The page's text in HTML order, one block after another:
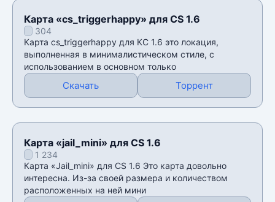
Карта «cs_triggerhappy» для CS 1.6
304
Карта cs_triggerhappy для КС 1.6 это локация,
выполненная в минималистическом стиле, с
использованием в основном только
Скачать Торрент
Карта «jail_mini» для CS 1.6
1 234
Карта «Jail_mini» для CS 1.6 Это карта довольно
интересна. Из-за своей размера и количеством
расположенных на ней мини